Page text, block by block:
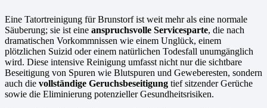
Eine Tatortreinigung für Brunstorf ist weit mehr als eine normale
Säuberung; sie ist eine anspruchsvolle Servicesparte, die nach
dramatischen Vorkommnissen wie einem Unglück, einem
plötzlichen Suizid oder einem natürlichen Todesfall unumgänglich
wird. Diese intensive Reinigung umfasst nicht nur die sichtbare
Beseitigung von Spuren wie Blutspuren und Geweberesten, sondern
auch die vollständige Geruchsbeseitigung tief sitzender Gerüche
sowie die Eliminierung potenzieller Gesundheitsrisiken.